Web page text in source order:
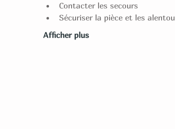
Contacter les secours
Sécuriser la pièce et les
Afficher plus